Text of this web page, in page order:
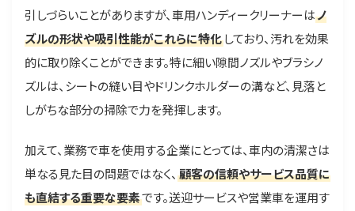
引しづらいことがありますが、車用ハンディークリーナーはノ
ズルの形状や吸引性能がこれらに特化しており、汚れを効果
的に取り除くことができます。特に細い隙間ノズルやブラシノ
ズルは、シートの縫い目やドリンクホルダーの溝など、見落と
しがちな部分の掃除で力を発揮します。
加えて、業務で車を使用する企業にとっては、車内の清潔さは
単なる見た目の問題ではなく、 顧客の信頼やサービス品質に
も直結する重要な要素です。送迎サービスや営業車を運用す